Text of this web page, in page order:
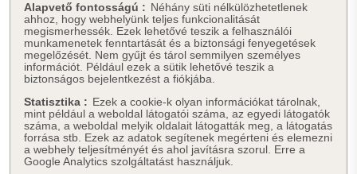
Alapvető fontosságú : Néhány süti nélkülözhetetlenek
ahhoz, hogy webhelyünk teljes funkcionalitását
megismerhessék. Ezek lehetővé teszik a felhasználói
munkamenetek fenntartását és a biztonsági fenyegetések
megelőzését. Nem gyűjt és tárol semmilyen személyes
információt. Például ezek a sütik lehetővé teszik a
biztonságos bejelentkezést a fiókjába.
Statisztika : Ezek a cookie-k olyan információkat tárolnak,
mint például a weboldal látogatói száma, az egyedi látogatók
száma, a weboldal melyik oldalait látogatták meg, a látogatás
forrása stb. Ezek az adatok segítenek megérteni és elemezni
a webhely teljesítményét és ahol javításra szorul. Erre a
Google Analytics szolgáltatást használjuk.